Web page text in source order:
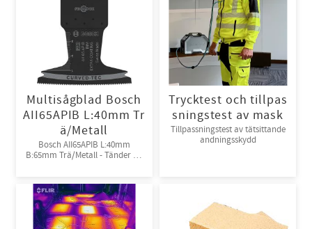
Multisågblad Bosch
AII65APIB L:40mm Tr
ä/Metall
Bosch AII65APIB L:40mm
B:65mm Trä/Metall - Tänder av
Trycktest och tillpas
sningstest av mask
Tillpassningstest av tätsittande
andningsskydd